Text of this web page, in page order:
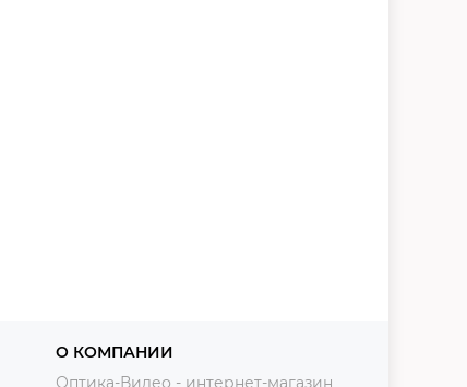
О КОМПАНИИ
Оптика-Видео - интернет-магазин